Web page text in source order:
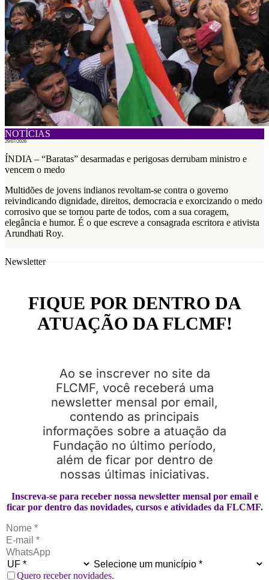
NOTÍCIAS
29/07/2026
ÍNDIA – “Baratas” desarmadas e perigosas derrubam ministro e
vencem o medo
Multidões de jovens indianos revoltam-se contra o governo
reivindicando dignidade, direitos, democracia e exorcizando o medo
corrosivo que se tornou parte de todos, com a sua coragem,
elegância e humor. É o que escreve a consagrada escritora e ativista
Arundhati Roy.
Newsletter
Inscreva-se para receber nossa newsletter mensal por email e
ficar por dentro das novidades, cursos e atividades da FLCMF.
Quero receber novidades.
FIQUE POR DENTRO DA
ATUAÇÃO DA FLCMF!
Ao se inscrever no site da
FLCMF, você receberá uma
newsletter mensal por email,
contendo as principais
informações sobre a atuação da
Fundação no último período,
além de ficar por dentro de
nossas últimas iniciativas.